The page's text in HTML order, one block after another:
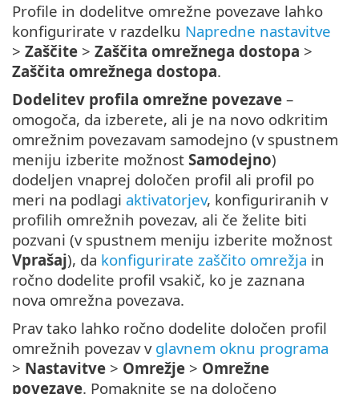
Profile in dodelitve omrežne povezave lahko
konfigurirate v razdelku Napredne nastavitve
> Zaščite > Zaščita omrežnega dostopa >
Zaščita omrežnega dostopa.
Dodelitev profila omrežne povezave –
omogoča, da izberete, ali je na novo odkritim
omrežnim povezavam samodejno (v spustnem
meniju izberite možnost Samodejno)
dodeljen vnaprej določen profil ali profil po
meri na podlagi aktivatorjev, konfiguriranih v
profilih omrežnih povezav, ali če želite biti
pozvani (v spustnem meniju izberite možnost
Vprašaj), da konfigurirate zaščito omrežja in
ročno dodelite profil vsakič, ko je zaznana
nova omrežna povezava.
Prav tako lahko ročno dodelite določen profil
omrežnih povezav v glavnem oknu programa
> Nastavitve > Omrežje > Omrežne
povezave. Pomaknite se na določeno